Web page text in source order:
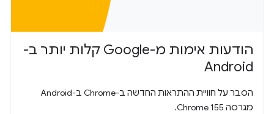
הודעות אימות מ-Google קלות יותר ב-
Android
הסבר על חוויית ההתראות החדשה ב-Chrome ב-Android
מגרסה Chrome 155.